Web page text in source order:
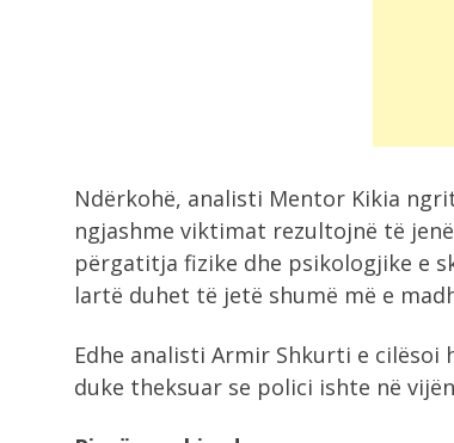
Ndërkohë, analisti Mentor Kikia
ngjashme viktimat rezultojnë të
përgatitja fizike dhe psikologjike e
lartë duhet të jetë shumë më e
Edhe analisti Armir Shkurti e
duke theksuar se polici ishte në